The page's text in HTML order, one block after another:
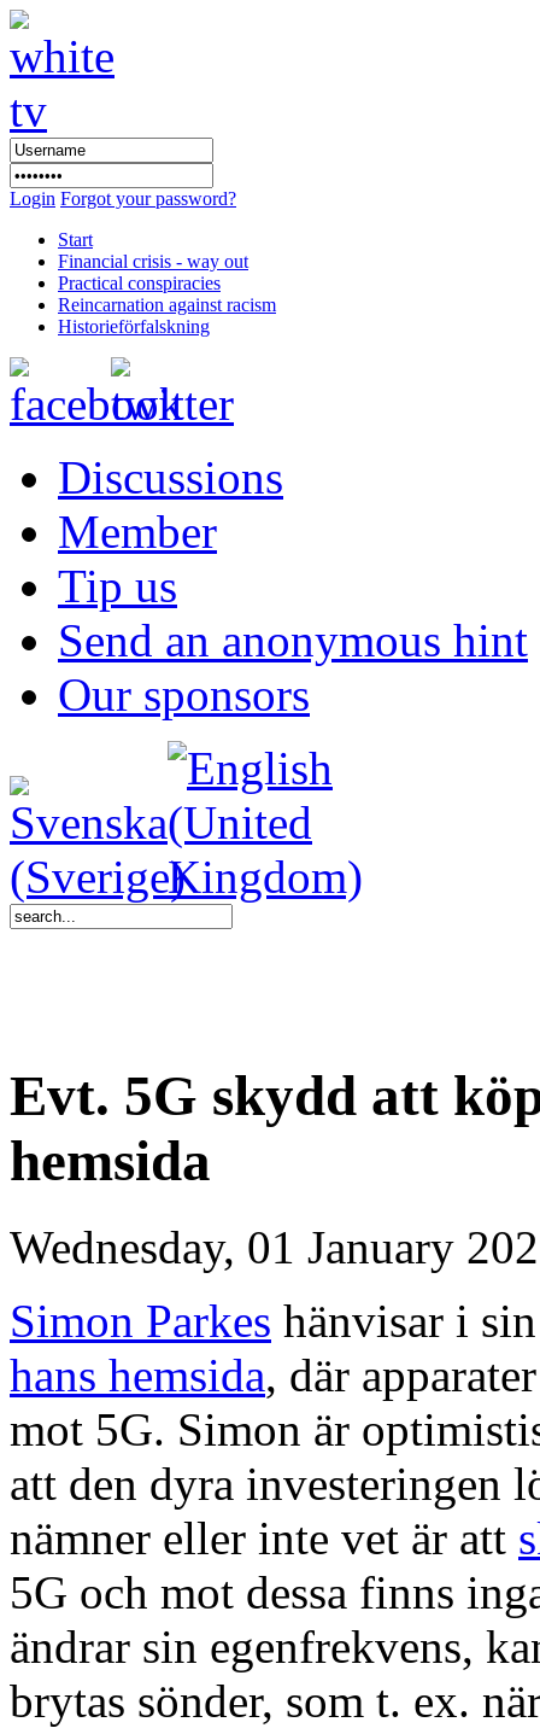
Login Forgot your password?
Start
Financial crisis - way out
Practical conspiracies
Reincarnation against racism
Historieförfalskning
Discussions
Member
Tip us
Send an anonymous hint
Our sponsors
Evt. 5G skydd att
hemsida
Wednesday, 01 January
Simon Parkes hänvisar i
hans hemsida, där
mot 5G. Simon är
att den dyra investeringen
nämner eller inte vet är att
5G och mot dessa finns
ändrar sin egenfrekvens,
brytas sönder, som t. ex.